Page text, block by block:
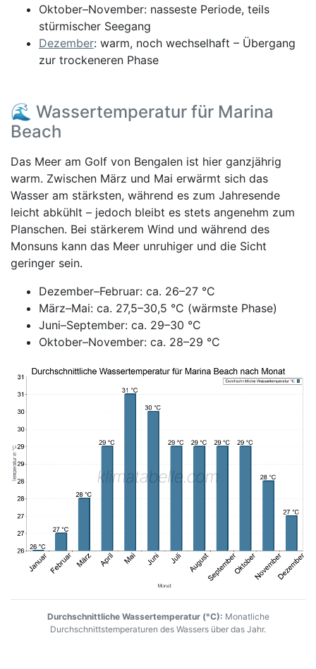
Oktober–November: nasseste Periode, teils
stürmischer Seegang
Dezember: warm, noch wechselhaft – Übergang
zur trockeneren Phase
🌊 Wassertemperatur für Marina
Beach
Das Meer am Golf von Bengalen ist hier ganzjährig
warm. Zwischen März und Mai erwärmt sich das
Wasser am stärksten, während es zum Jahresende
leicht abkühlt – jedoch bleibt es stets angenehm zum
Planschen. Bei stärkerem Wind und während des
Monsuns kann das Meer unruhiger und die Sicht
geringer sein.
Dezember–Februar: ca. 26–27 °C
März–Mai: ca. 27,5–30,5 °C (wärmste Phase)
Juni–September: ca. 29–30 °C
Oktober–November: ca. 28–29 °C
Durchschnittliche Wassertemperatur (°C): Monatliche
Durchschnittstemperaturen des Wassers über das Jahr.